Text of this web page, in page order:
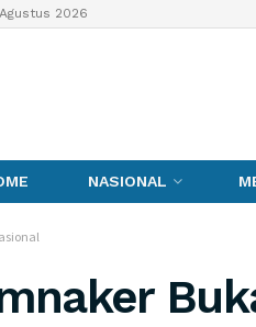
2026
NASIONAL